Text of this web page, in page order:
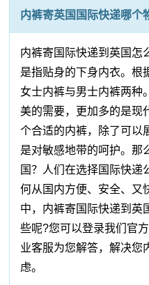
内裤寄英国国际快递哪个
内裤寄国际快递到英国怎
是指贴身的下身内衣。根
女士内裤与男士内裤两种
美的需要，更加多的是现
个合适的内裤，除了可以
是对敏感地带的呵护。那
国？人们在选择国际快递
何从国内方便、安全、又
中，内裤寄国际快递到英
些呢?您可以登录我们官
业客服为您解答，解决您
虑。